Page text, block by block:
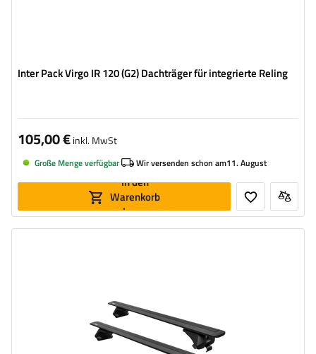
Inter Pack Virgo IR 120 (G2) Dachträger für integrierte Reling
105,00 €inkl. MwSt
Große Menge verfügbar Wir versenden schon am11. August
In den
Warenkorb
legen